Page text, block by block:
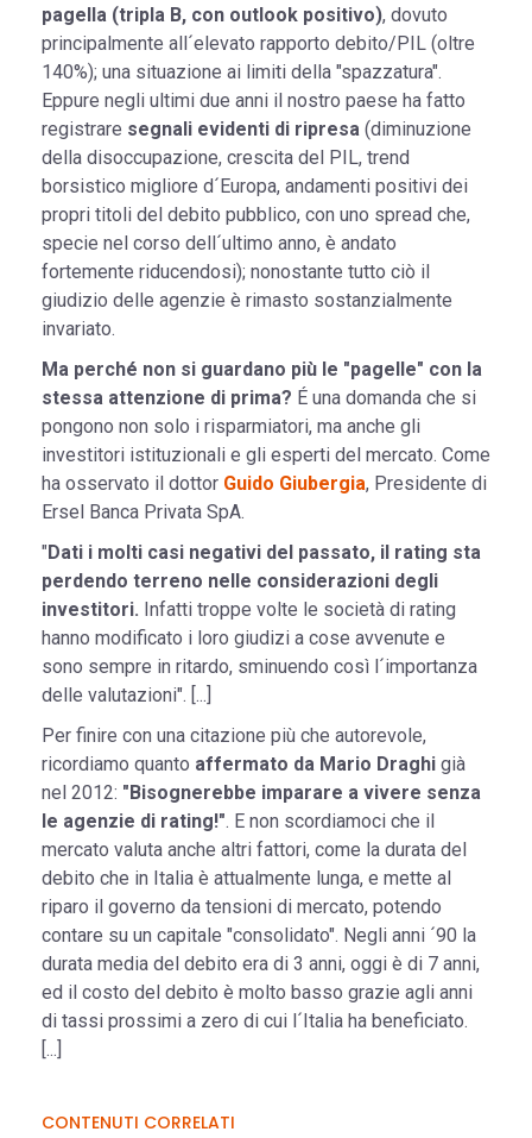
pagella (tripla B, con outlook positivo), dovuto
principalmente all´elevato rapporto debito/PIL (oltre
140%); una situazione ai limiti della "spazzatura".
Eppure negli ultimi due anni il nostro paese ha fatto
registrare segnali evidenti di ripresa (diminuzione
della disoccupazione, crescita del PIL, trend
borsistico migliore d´Europa, andamenti positivi dei
propri titoli del debito pubblico, con uno spread che,
specie nel corso dell´ultimo anno, è andato
fortemente riducendosi); nonostante tutto ciò il
giudizio delle agenzie è rimasto sostanzialmente
invariato.
Ma perché non si guardano più le "pagelle" con la
stessa attenzione di prima? É una domanda che si
pongono non solo i risparmiatori, ma anche gli
investitori istituzionali e gli esperti del mercato. Come
ha osservato il dottor Guido Giubergia, Presidente di
Ersel Banca Privata SpA.
" Dati i molti casi negativi del passato, il rating sta
perdendo terreno nelle considerazioni degli
investitori. Infatti troppe volte le società di rating
hanno modificato i loro giudizi a cose avvenute e
sono sempre in ritardo, sminuendo così l´importanza
delle valutazioni". [...]
Per finire con una citazione più che autorevole,
ricordiamo quanto affermato da Mario Draghi già
nel 2012: "Bisognerebbe imparare a vivere senza
le agenzie di rating!". E non scordiamoci che il
mercato valuta anche altri fattori, come la durata del
debito che in Italia è attualmente lunga, e mette al
riparo il governo da tensioni di mercato, potendo
contare su un capitale "consolidato". Negli anni ´90 la
durata media del debito era di 3 anni, oggi è di 7 anni,
ed il costo del debito è molto basso grazie agli anni
di tassi prossimi a zero di cui l´Italia ha beneficiato.
[...]
CONTENUTI CORRELATI